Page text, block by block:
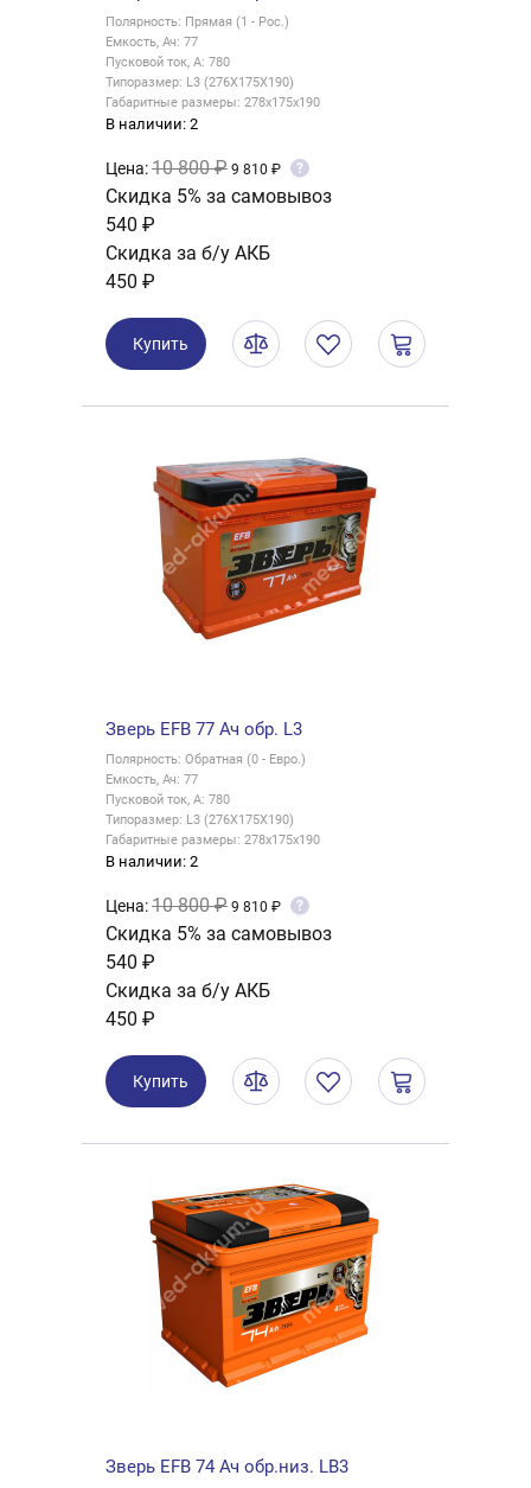
Полярность: Прямая (1 - Рос.)
Емкость, Ач: 77
Пусковой ток, А: 780
Типоразмер: L3 (276X175X190)
Габаритные размеры: 278x175x190
В наличии: 2
Цена:10 800 ₽ 9 810 ₽ ?
Скидка 5% за самовывоз
540 ₽
Скидка за б/у АКБ
450 ₽
Купить
Зверь EFB 77 Ач обр. L3
Полярность: Обратная (0 - Евро.)
Емкость, Ач: 77
Пусковой ток, А: 780
Типоразмер: L3 (276X175X190)
Габаритные размеры: 278x175x190
В наличии: 2
Цена:10 800 ₽ 9 810 ₽ ?
Скидка 5% за самовывоз
540 ₽
Скидка за б/у АКБ
450 ₽
Купить
Зверь EFB 74 Ач обр.низ. LB3